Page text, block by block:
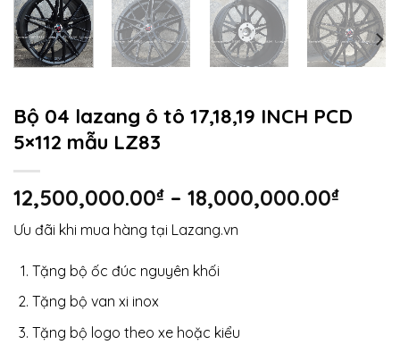
Bộ 04 lazang ô tô 17,18,19 INCH PCD
5×112 mẫu LZ83
12,500,000.00₫ – 18,000,000.00₫
Ưu đãi khi mua hàng tại Lazang.vn
Tặng bộ ốc đúc nguyên khối
Tặng bộ van xi inox
Tặng bộ logo theo xe hoặc kiểu